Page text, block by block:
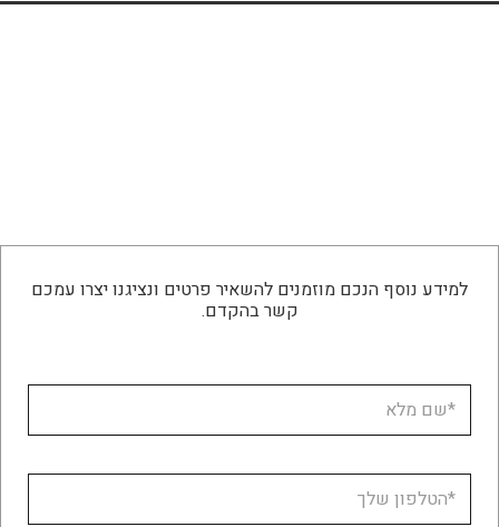
למידע נוסף הנכם מוזמנים להשאיר פרטים ונציגנו יצרו עמכם
קשר בהקדם.